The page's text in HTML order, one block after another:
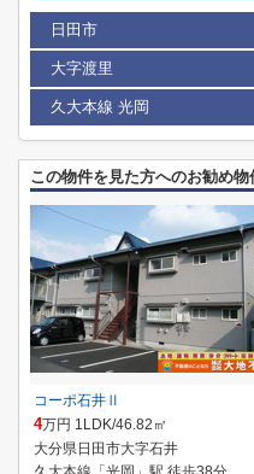
日田市
大字渡里
久大本線 光岡
この物件を見た方へのお勧め物
コーポ石井Ⅱ
4万円 1LDK/46.82㎡
大分県日田市大字石井